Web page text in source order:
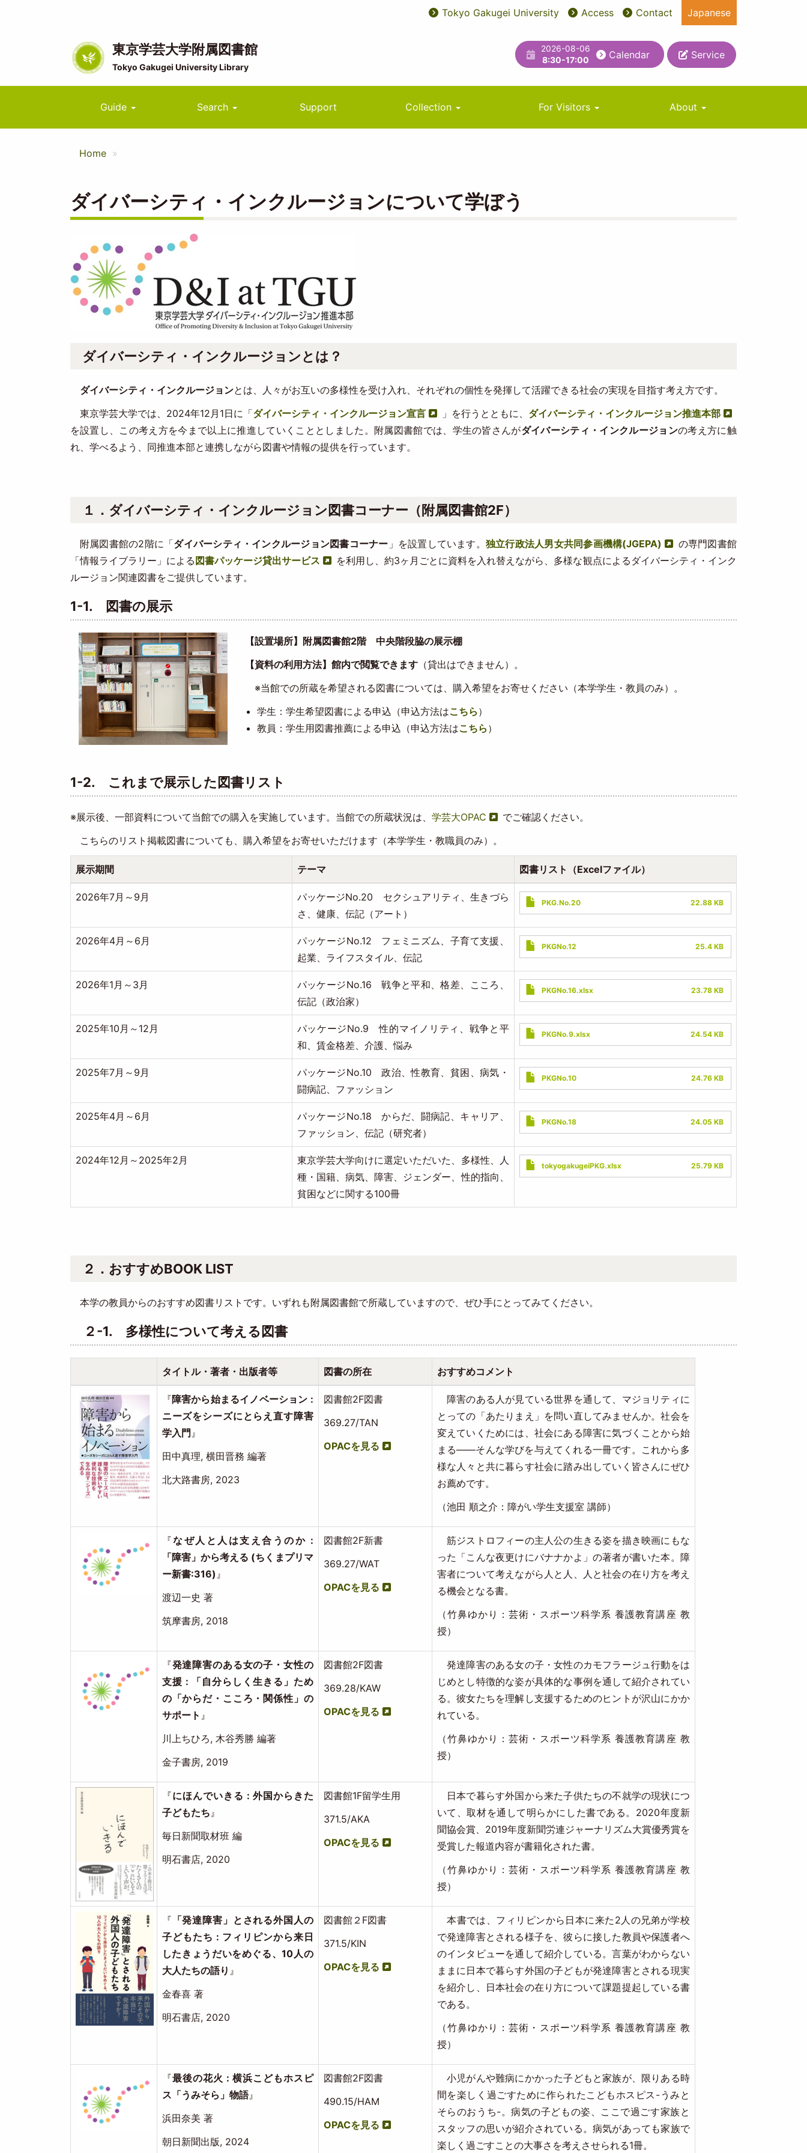
User
ユ
ィ
リ
テ
ニ
ュ
Tokyo Gakugei University Access Contact Japanese
東京学芸大学附属図書館
Tokyo Gakugei University Library
2026-08-06
8:30-17:00
Calendar Service
Main
navigation
Guide Search Support Collection For Visitors About
Home
ダイバーシティ・インクルージョンについて学ぼう
ダイバーシティ・インクルージョンとは？
ダイバーシティ・インクルージョンとは、人々がお互いの多様性を受け入れ、それぞれの個性を発揮して活躍できる社会の実現を目指す考え方です。
東京学芸大学では、2024年12月1日に「ダイバーシティ・インクルージョン宣言 」を行うとともに、 ダイバーシティ・インクルージョン推進本部
を設置し、この考え方を今まで以上に推進していくこととしました。附属図書館では、学生の皆さんがダイバーシティ・インクルージョンの考え方に触
れ、学べるよう、同推進本部と連携しながら図書や情報の提供を行っています。
１．ダイバーシティ・インクルージョン図書コーナー（附属図書館2F）
附属図書館の2階に「ダイバーシティ・インクルージョン図書コーナー 」を設置しています。 独立行政法人男女共同参画機構(JGEPA)
の専門図書館
「情報ライブラリー」による 図書パッケージ貸出サービス
を利用し、約3ヶ月ごとに資料を入れ替えながら、多様な観点によるダイバーシティ・インク
ルージョン関連図書をご提供しています。
1-1. 図書の展示
Image
【設置場所】附属図書館2階 中央階段脇の展示棚
【資料の利用方法】館内で閲覧できます （貸出はできません）。
※当館での所蔵を希望される図書については、購入希望をお寄せください（本学学生・教員のみ）。
学生：学生希望図書による申込（申込方法はこちら ）
教員：学生用図書推薦による申込（申込方法はこちら ）
1-2. これまで展示した図書リスト
※展示後、一部資料について当館での購入を実施しています。当館での所蔵状況は、 学芸大OPAC
でご確認ください。
こちらのリスト掲載図書についても、購入希望をお寄せいただけます（本学学生・教職員のみ）。
展示期間 テーマ 図書リスト（Excelファイル）
2026年7月～9月
パッケージNo.20 セクシュアリティ、生きづら
さ、健康、伝記（アート）
Document
PKG.No.20 22.88 KB
2026年4月～6月
パッケージNo.12 フェミニズム、子育て支援、
起業、ライフスタイル、伝記
Document
PKGNo.12 25.4 KB
2026年1月～3月
パッケージNo.16 戦争と平和、格差、こころ、
伝記（政治家）
Document
PKGNo.16.xlsx 23.78 KB
2025年10月～12月
パッケージNo.9 性的マイノリティ、戦争と平
和、賃金格差、介護、悩み
Document
PKGNo.9.xlsx 24.54 KB
2025年7月～9月
パッケージNo.10 政治、性教育、貧困、病気・
闘病記、ファッション
Document
PKGNo.10 24.76 KB
2025年4月～6月
パッケージNo.18 からだ、闘病記、キャリア、
ファッション、伝記（研究者）
Document
PKGNo.18 24.05 KB
2024年12月～2025年2月
東京学芸大学向けに選定いただいた、多様性、人
種・国籍、病気、障害、ジェンダー、性的指向、
貧困などに関する100冊
Document
tokyogakugeiPKG.xlsx 25.79 KB
２．おすすめBOOK LIST
本学の教員からのおすすめ図書リストです。いずれも附属図書館で所蔵していますので、ぜひ手にとってみてください。
２-1. 多様性について考える図書
タイトル・著者・出版者等 図書の所在 おすすめコメント
Image 『障害から始まるイノベーション :
ニーズをシーズにとらえ直す障害
学入門 』
田中真理, 横田晋務 編著
北大路書房, 2023
図書館2F図書
369.27/TAN
OPACを見る
障害のある人が見ている世界を通して、マジョリティに
とっての「あたりまえ」を問い直してみませんか。社会を
変えていくためには、社会にある障害に気づくことから始
まる——そんな学びを与えてくれる一冊です。これから多
様な人々と共に暮らす社会に踏み出していく皆さんにぜひ
お薦めです。
（池田 順之介：障がい学生支援室 講師）
『なぜ人と人は支え合うのか :
「障害」から考える (ちくまプリマ
ー新書:316) 』
渡辺一史 著
筑摩書房, 2018
図書館2F新書
369.27/WAT
OPACを見る
筋ジストロフィーの主人公の生きる姿を描き映画にもな
った「こんな夜更けにバナナかよ」の著者が書いた本。障
害者について考えながら人と人、人と社会の在り方を考え
る機会となる書。
（竹鼻ゆかり：芸術・スポーツ科学系 養護教育講座 教
授）
『発達障害のある女の子・女性の
支援 : 「自分らしく生きる」ため
の「からだ・こころ・関係性」の
サポート 』
川上ちひろ, 木谷秀勝 編著
金子書房, 2019
図書館2F図書
369.28/KAW
OPACを見る
発達障害のある女の子・女性のカモフラージュ行動をは
じめとし特徴的な姿が具体的な事例を通して紹介されてい
る。彼女たちを理解し支援するためのヒントが沢山にかか
れている。
（竹鼻ゆかり：芸術・スポーツ科学系 養護教育講座 教
授）
Image 『にほんでいきる : 外国からきた
子どもたち』
毎日新聞取材班 編
明石書店, 2020
図書館1F留学生用
371.5/AKA
OPACを見る
日本で暮らす外国から来た子供たちの不就学の現状につ
いて、取材を通して明らかにした書である。2020年度新
聞協会賞、2019年度新聞労連ジャーナリズム大賞優秀賞を
受賞した報道内容が書籍化された書。
（竹鼻ゆかり：芸術・スポーツ科学系 養護教育講座 教
授）
Image 『 「発達障害」とされる外国人の
子どもたち : フィリピンから来日
したきょうだいをめぐる、10人の
大人たちの語り 』
金春喜 著
明石書店, 2020
図書館２F図書
371.5/KIN
OPACを見る
本書では、フィリピンから日本に来た2人の兄弟が学校
で発達障害とされる様子を、彼らに接した教員や保護者へ
のインタビューを通して紹介している。言葉がわからない
ままに日本で暮らす外国の子どもが発達障害とされる現実
を紹介し、日本社会の在り方について課題提起している書
である。
（竹鼻ゆかり：芸術・スポーツ科学系 養護教育講座 教
授）
『最後の花火 : 横浜こどもホスピ
ス「うみそら」物語』
浜田奈美 著
朝日新聞出版, 2024
図書館2F図書
490.15/HAM
OPACを見る
小児がんや難病にかかった子どもと家族が、限りある時
間を楽しく過ごすために作られたこどもホスピス-うみと
そらのおうち-。病気の子どもの姿、ここで過ごす家族と
スタッフの思いが紹介されている。病気があっても家族で
楽しく過ごすことの大事さを考えさせられる1冊。